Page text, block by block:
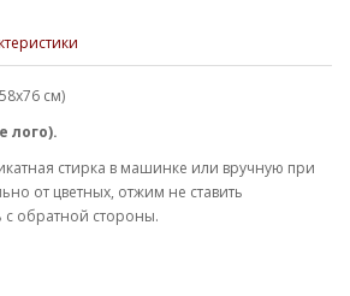
см)
лого).
стирка в машинке или вручную при
от цветных, отжим не ставить
с обратной стороны.